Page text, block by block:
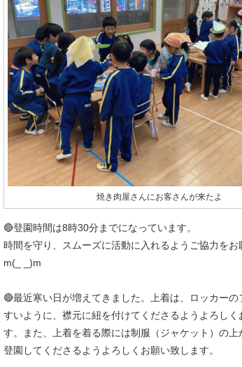
焼き肉屋さんにお客さんが来たよ
🔴登園時間は8時30分までになっています。
時間を守り、スムーズに活動に入れるようご協力をお
m(_ _)m
🔴最近寒い日が増えてきました。上着は、ロッカーの
すいように、襟元に紐を付けてくださるようよろしく
す。また、上着を着る際には制服（ジャケット）の上
登園してくださるようよろしくお願い致します。